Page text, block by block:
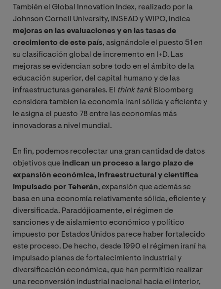
También el Global Innovation Index, realizado por la
Johnson Cornell University, INSEAD y WIPO, indica
mejoras en las evaluaciones y en las tasas de
crecimiento de este país, asignándole el puesto 51 en
su clasificación global de incremento en I+D. Las
mejoras se evidencian sobre todo en el ámbito de la
educación superior, del capital humano y de las
infraestructuras generales. El
think tankBloomberg
considera tambien la economía iraní sólida y eficiente y
le asigna el puesto 78 entre las economías más
innovadoras a nivel mundial.
En fin, podemos recolectar una gran cantidad de datos
objetivos que indican un proceso a largo plazo de
expansión económica, infraestructural y científica
impulsado por Teherán, expansión que además se
basa en una economía relativamente sólida, eficiente y
diversificada. Paradójicamente, el régimen de
sanciones y de aislamiento económico y político
impuesto por Estados Unidos parece haber fortalecido
este proceso. De hecho, desde 1990 el régimen iraní ha
impulsado planes de fortalecimiento industrial y
diversificación económica, que han permitido realizar
una reconversión industrial nacional hacia el interior,